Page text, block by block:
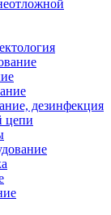
дезинфекция
цепи